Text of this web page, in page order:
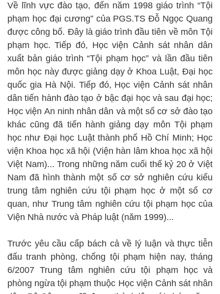
Về lĩnh vực đào tạo, đến năm 1998 giáo trình “Tội
phạm học đại cương” của PGS.TS Đỗ Ngọc Quang
được công bố. Đây là giáo trình đầu tiên về môn Tội
phạm học. Tiếp đó, Học viện Cảnh sát nhân dân
xuất bản giáo trình “Tội phạm học” và lần đầu tiên
môn học này được giảng dạy ở Khoa Luật, Đại học
quốc gia Hà Nội. Tiếp đó, Học viện Cảnh sát nhân
dân tiến hành đào tạo ở bậc đại học và sau đại học;
Học viện An ninh nhân dân và một số cơ sở đào tạo
khác cũng đã tiến hành giảng dạy môn Tội phạm
học như Đại học Luật thành phố Hồ Chí Minh; Học
viện Khoa học xã hội (Viện hàn lâm khoa học xã hội
Việt Nam)... Trong những năm cuối thế kỷ 20 ở Việt
Nam đã hình thành một số cơ sở nghiên cứu kiểu
trung tâm nghiên cứu tội phạm học ở một số cơ
quan, như Trung tâm nghiên cứu tội phạm học của
Viện Nhà nước và Pháp luật (năm 1999)...
Trước yêu cầu cấp bách cả về lý luận và thực tiễn
đấu tranh phòng, chống tội phạm hiện nay, tháng
6/2007 Trung tâm nghiên cứu tội phạm học và
phòng ngừa tội phạm thuộc Học viện Cảnh sát nhân